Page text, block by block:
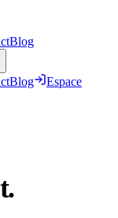
Blog
Blog
Espace